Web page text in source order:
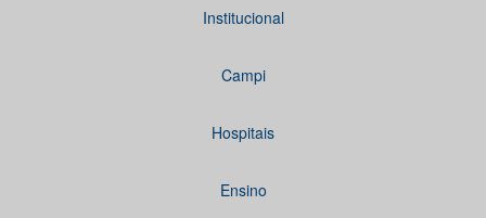
Institucional
Campi
Hospitais
Ensino